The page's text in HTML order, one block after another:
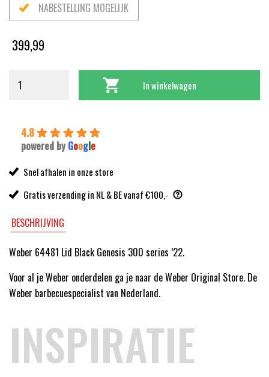
NABESTELLING MOGELIJK
399,99
In winkelwagen
4.8
powered by Google
Snel afhalen in onze store
Gratis verzending in NL & BE vanaf €100,-
BESCHRIJVING
Weber 64481 Lid Black Genesis 300 series ’22.
Voor al je Weber onderdelen ga je naar de Weber Original Store. De
Weber barbecuespecialist van Nederland.
INSPIRATIE